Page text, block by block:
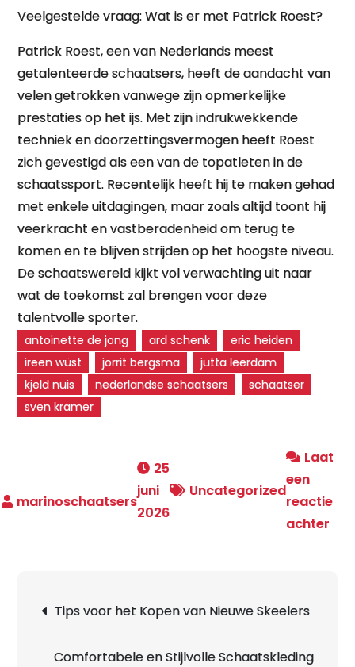
Veelgestelde vraag: Wat is er met Patrick Roest?
Patrick Roest, een van Nederlands meest
getalenteerde schaatsers, heeft de aandacht van
velen getrokken vanwege zijn opmerkelijke
prestaties op het ijs. Met zijn indrukwekkende
techniek en doorzettingsvermogen heeft Roest
zich gevestigd als een van de topatleten in de
schaatssport. Recentelijk heeft hij te maken gehad
met enkele uitdagingen, maar zoals altijd toont hij
veerkracht en vastberadenheid om terug te
komen en te blijven strijden op het hoogste niveau.
De schaatswereld kijkt vol verwachting uit naar
wat de toekomst zal brengen voor deze
talentvolle sporter.
antoinette de jong ard schenk
eric heiden
ireen wüst
jorrit bergsma
jutta leerdam
kjeld nuis
nederlandse schaatsers
schaatser
sven kramer
25
juni
2026
Uncategorized
Laat
een
reactie
achter
Tips voor het Kopen van Nieuwe Skeelers
Comfortabele en Stijlvolle Schaatskleding